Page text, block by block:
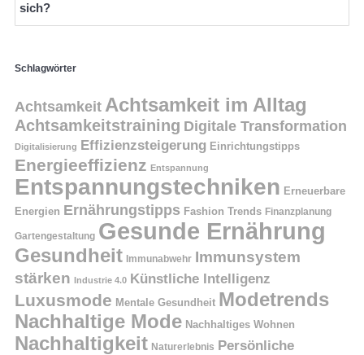
sich?
Schlagwörter
Achtsamkeit Achtsamkeit im Alltag
Achtsamkeitstraining Digitale Transformation
Digitalisierung Effizienzsteigerung Einrichtungstipps
Energieeffizienz Entspannung
Entspannungstechniken Erneuerbare
Energien Ernährungstipps Fashion Trends Finanzplanung
Gartengestaltung Gesunde Ernährung
Gesundheit Immunabwehr Immunsystem
stärken Industrie 4.0 Künstliche Intelligenz
Luxusmode Mentale Gesundheit Modetrends
Nachhaltige Mode Nachhaltiges Wohnen
Nachhaltigkeit Naturerlebnis Persönliche